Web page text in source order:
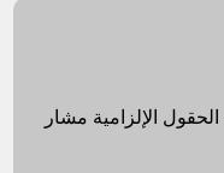
الحقول الإلزامية مشار